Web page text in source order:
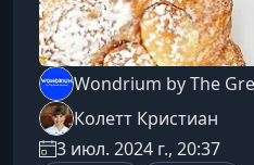
Wondrium by The
Колетт Кристиан
3 июл. 2024 г., 20:37